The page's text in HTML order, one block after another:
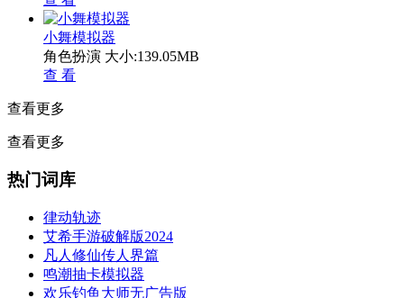
小舞模拟器
角色扮演 大小:139.05MB
查 看
查看更多
查看更多
热门词库
律动轨迹
艾希手游破解版2024
凡人修仙传人界篇
鸣潮抽卡模拟器
欢乐钓鱼大师无广告版